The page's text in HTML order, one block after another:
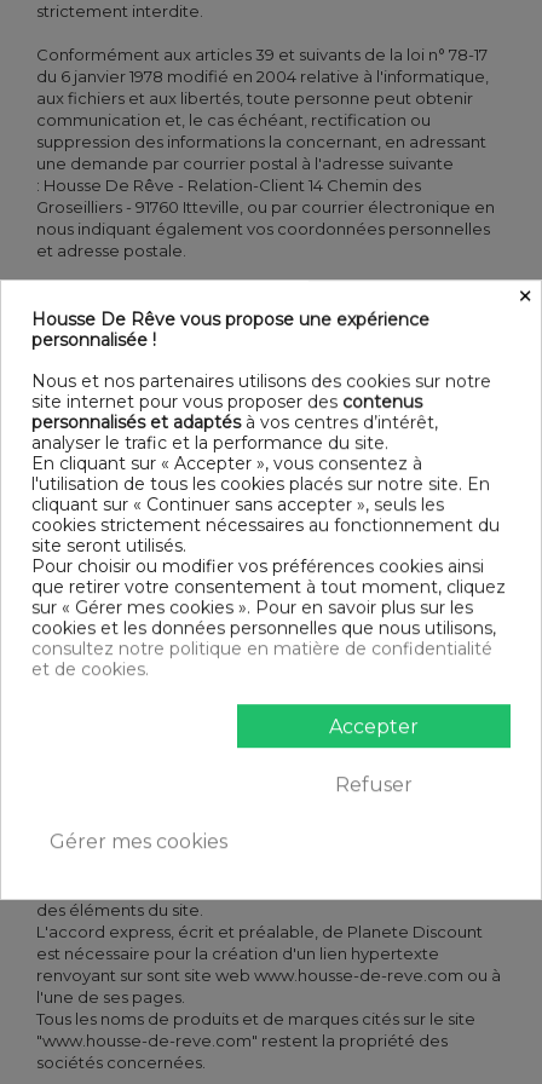
strictement interdite.
Conformément aux articles 39 et suivants de la loi n° 78-17
du 6 janvier 1978 modifié en 2004 relative à l'informatique,
aux fichiers et aux libertés, toute personne peut obtenir
communication et, le cas échéant, rectification ou
suppression des informations la concernant, en adressant
une demande par courrier postal à l'adresse suivante
: Housse De Rêve - Relation-Client 14 Chemin des
Groseilliers - 91760 Itteville, ou par courrier électronique en
nous indiquant également vos coordonnées personnelles
et adresse postale.
RESPONSABILITE
L'internaute reconnaît que la responsabilité de Planete
Discount ne pourra en aucun cas être engagée du fait
d'une mauvaise utilisation qu'il pourrait faire du site
www.housse-de-reve.com.
Planete Discount ne garantit pas que le site
web www.housse-de-reve.com sera accessible de manière
continue (panne, maintenance...) En conséquence, sa
responsabilité ne pourra pas en aucun cas être engagée
pour cause d'indisponibilité du site web et ce, qu'elle qu'en
soit la cause.
REPRODUCTIONS - LIENS
HYPERTEXTES - IMAGES
des éléments du site.
L'accord express, écrit et préalable, de Planete Discount
est nécessaire pour la création d'un lien hypertexte
renvoyant sur sont site web www.housse-de-reve.com ou à
l'une de ses pages.
Tous les noms de produits et de marques cités sur le site
"www.housse-de-reve.com" restent la propriété des
sociétés concernées.
×
Housse De Rêve vous propose une expérience
personnalisée !
Nous et nos partenaires utilisons des cookies sur notre
site internet pour vous proposer des contenus
personnalisés et adaptésà vos centres d’intérêt,
analyser le trafic et la performance du site.
En cliquant sur « Accepter », vous consentez à
l'utilisation de tous les cookies placés sur notre site. En
cliquant sur « Continuer sans accepter », seuls les
cookies strictement nécessaires au fonctionnement du
site seront utilisés.
Pour choisir ou modifier vos préférences cookies ainsi
que retirer votre consentement à tout moment, cliquez
sur « Gérer mes cookies ». Pour en savoir plus sur les
cookies et les données personnelles que nous utilisons,
consultez notre politique en matière de confidentialité
et de cookies.
Accepter
Refuser
Gérer mes cookies